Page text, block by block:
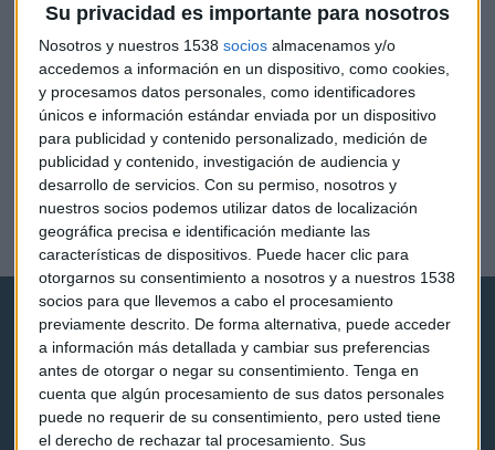
Su privacidad es importante para nosotros
Nosotros y nuestros 1538 socios almacenamos y/o
accedemos a información en un dispositivo, como cookies,
y procesamos datos personales, como identificadores
únicos e información estándar enviada por un dispositivo
para publicidad y contenido personalizado, medición de
publicidad y contenido, investigación de audiencia y
desarrollo de servicios. Con su permiso, nosotros y
nuestros socios podemos utilizar datos de localización
geográfica precisa e identificación mediante las
características de dispositivos. Puede hacer clic para
otorgarnos su consentimiento a nosotros y a nuestros 1538
socios para que llevemos a cabo el procesamiento
previamente descrito. De forma alternativa, puede acceder
a información más detallada y cambiar sus preferencias
antes de otorgar o negar su consentimiento. Tenga en
cuenta que algún procesamiento de sus datos personales
puede no requerir de su consentimiento, pero usted tiene
el derecho de rechazar tal procesamiento. Sus
NEUMÁTICOS EN VERDE
El hormigón, segundo producto más utilizado por el
ser humano
Guillermo Luna
Capital Radio